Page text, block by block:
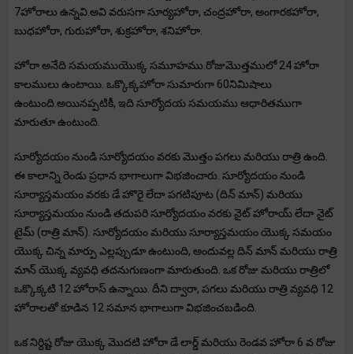
7హోరాలు ఉన్నవి.అవి వరుసగా సూర్యహోరా, చంద్రహోరా, అంగారకహోరా,
బుధహోరా, గురుహోరా, శుక్రహోరా, శనిహోరా.
హోరా అనేది సమయముయొక్క సమూహము.రోజుమొత్తములో 24 హోరా
కాలములు ఉంటాయి. ఒక్కొక్కహోరా సుమారుగా 60నిమిషాలు
ఉంటుంది.అయినప్పటికీ, ఇది సూర్యోదయ సమయము ఆధారితముగా
మారుతూ ఉంటుంది.
సూర్యోదయం నుండి సూర్యోదయం వరకు మొత్తం పగలు మరియు రాత్రి ఉంది.
ఈ కాలాన్ని రెండు ప్రధాన భాగాలుగా విభజించారు. సూర్యోదయం నుండి
సూర్యాస్తమయం వరకు డే హొరై లేదా పగటిపూట (దిన్ మాన్) మరియు
సూర్యాస్తమయం నుండి తదుపరి సూర్యోదయం వరకు నైట్ హోరాయ్ లేదా నైట్
టైమ్ (రాత్రి మాన్). సూర్యోదయం మరియు సూర్యాస్తమయం యొక్క సమయం
యొక్క చిన్న మార్పు ఎల్లప్పుడూ ఉంటుంది, అందువల్ల దిన్ మాన్ మరియు రాత్రి
మాన్ యొక్క వ్యవధి తదనుగుణంగా మారుతుంది. ఒక రోజు మరియు రాత్రిలో
ఒక్కొక్కటి 12 హోరాస్ ఉన్నాయి. దీని ద్వారా, పగలు మరియు రాత్రి వ్యవధి 12
హోరాలతో కూడిన 12 సమాన భాగాలుగా విభజించబడింది.
ఒక నిర్దిష్ట రోజు యొక్క మొదటి హోరా డే లార్డ్ మరియు రెండవ హోరా 6 వ రోజు